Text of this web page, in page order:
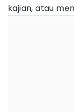
kajian, atau